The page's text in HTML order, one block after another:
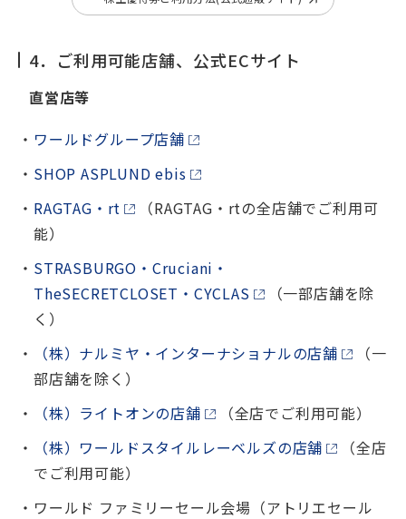
4．ご利用可能店舗、公式ECサイト
直営店等
ワールドグループ店舗
SHOP ASPLUND ebis
RAGTAG・rt
（RAGTAG・rtの全店舗でご利用可
能）
STRASBURGO・Cruciani・
TheSECRETCLOSET・CYCLAS
（一部店舗を除
く）
（株）ナルミヤ・インターナショナルの店舗
（一
部店舗を除く）
（株）ライトオンの店舗
（全店でご利用可能）
（株）ワールドスタイルレーベルズの店舗
（全店
でご利用可能）
ワールド ファミリーセール会場（アトリエセール